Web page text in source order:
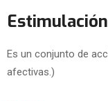
Es un conjunto de
afectivas.)